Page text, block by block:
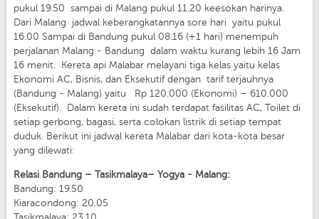
pukul 19.50 sampai di Malang pukul 11.20 keesokan harinya.
Dari Malang jadwal keberangkatannya sore hari yaitu pukul
16.00 Sampai di Bandung pukul 08.16 (+1 hari) menempuh
perjalanan Malang - Bandung dalam waktu kurang lebih 16 Jam
16 menit. Kereta api Malabar melayani tiga kelas yaitu kelas
Ekonomi AC, Bisnis, dan Eksekutif dengan tarif terjauhnya
(Bandung - Malang) yaitu Rp 120.000 (Ekonomi) – 610.000
(Eksekutif). Dalam kereta ini sudah terdapat fasilitas AC, Toilet di
setiap gerbong, bagasi, serta colokan listrik di setiap tempat
duduk. Berikut ini jadwal kereta Malabar dari kota-kota besar
yang dilewati:
Relasi Bandung – Tasikmalaya– Yogya - Malang:
Bandung: 19.50
Kiaracondong: 20.05